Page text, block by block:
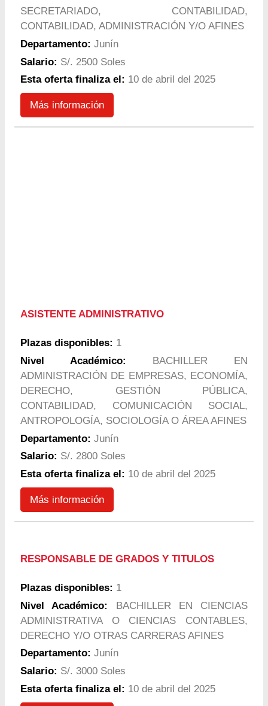
SECRETARIADO, CONTABILIDAD,
CONTABILIDAD, ADMINISTRACIÓN Y/O AFINES
Departamento: Junín
Salario: S/. 2500 Soles
Esta oferta finaliza el: 10 de abril del 2025
Más información
ASISTENTE ADMINISTRATIVO
Plazas disponibles: 1
Nivel Académico:
BACHILLER EN
ADMINISTRACIÓN DE EMPRESAS, ECONOMÍA,
DERECHO, GESTIÓN PÚBLICA,
CONTABILIDAD, COMUNICACIÓN SOCIAL,
ANTROPOLOGÍA, SOCIOLOGÍA O ÁREA AFINES
Departamento: Junín
Salario: S/. 2800 Soles
Esta oferta finaliza el: 10 de abril del 2025
Más información
RESPONSABLE DE GRADOS Y TITULOS
Plazas disponibles: 1
Nivel Académico:
BACHILLER EN CIENCIAS
ADMINISTRATIVA O CIENCIAS CONTABLES,
DERECHO Y/O OTRAS CARRERAS AFINES
Departamento: Junín
Salario: S/. 3000 Soles
Esta oferta finaliza el: 10 de abril del 2025